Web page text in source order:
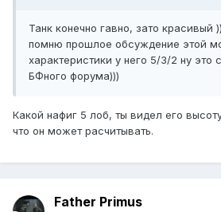
Танк конечно гавно, зато красивый
помню прошлое обсуждение этой
характеристики у него 5/3/2 ну это
БФного форума)))
Какой нафиг 5 лоб, ты видел его
что он может расчитывать.
Father Primus